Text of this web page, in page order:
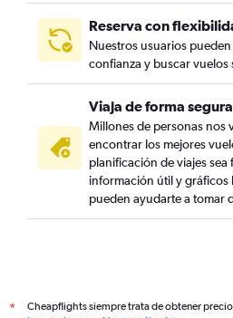
Reserva con
Nuestros usuarios
confianza y buscar
Viaja de forma segura
Millones de personas nos
encontrar los mejores
planificación de viajes
información útil y gráficos
pueden ayudarte a tomar
*
Cheapflights siempre trata de obtener